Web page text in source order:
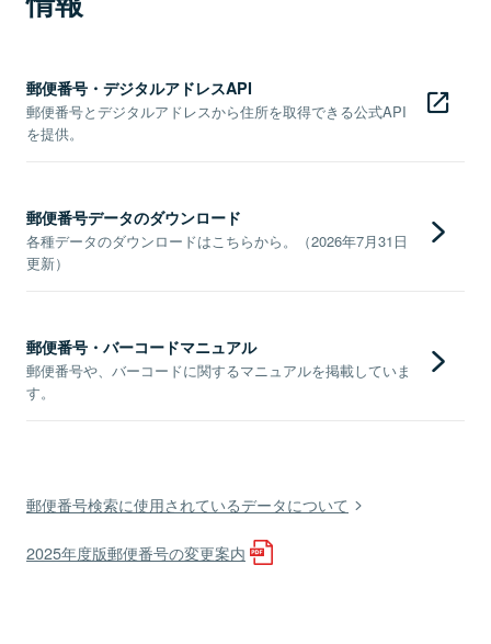
郵便番号・デジタルアドレスAPI
郵便番号とデジタルアドレスから住所を取得できる公式API
を提供。
郵便番号データのダウンロード
各種データのダウンロードはこちらから。（2026年7月31日
更新）
郵便番号・バーコードマニュアル
郵便番号や、バーコードに関するマニュアルを掲載していま
す。
郵便番号検索に使用されているデータについて
2025年度版郵便番号の変更案内